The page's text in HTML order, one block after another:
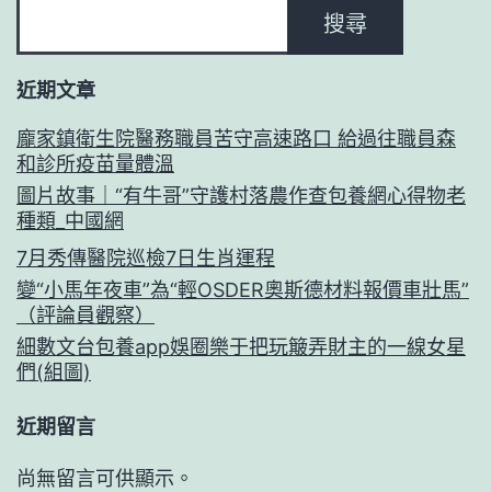
搜尋
近期文章
龐家鎮衛生院醫務職員苦守高速路口 給過往職員森
和診所疫苗量體溫
圖片故事｜“有牛哥”守護村落農作查包養網心得物老
種類_中國網
7月秀傳醫院巡檢7日生肖運程
變“小馬年夜車”為“輕OSDER奧斯德材料報價車壯馬”
（評論員觀察）
細數文台包養app娛圈樂于把玩簸弄財主的一線女星
們(組圖)
近期留言
尚無留言可供顯示。